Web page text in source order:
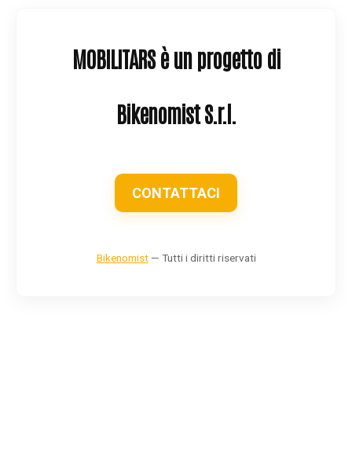
MOBILITARS è un progetto di
Bikenomist S.r.l.
CONTATTACI
Bikenomist— Tutti i diritti riservati